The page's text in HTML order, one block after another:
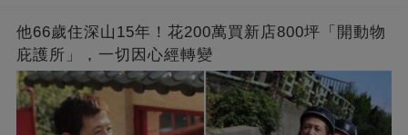
他66歲住深山15年！花200萬買新店800坪「開動物
庇護所」，一切因心經轉變